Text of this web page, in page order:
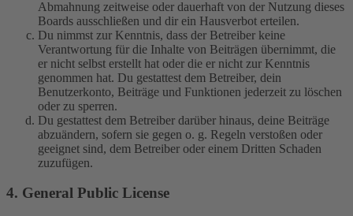
Abmahnung zeitweise oder dauerhaft von der Nutzung dieses
Boards ausschließen und dir ein Hausverbot erteilen.
Du nimmst zur Kenntnis, dass der Betreiber keine
Verantwortung für die Inhalte von Beiträgen übernimmt, die
er nicht selbst erstellt hat oder die er nicht zur Kenntnis
genommen hat. Du gestattest dem Betreiber, dein
Benutzerkonto, Beiträge und Funktionen jederzeit zu löschen
oder zu sperren.
Du gestattest dem Betreiber darüber hinaus, deine Beiträge
abzuändern, sofern sie gegen o. g. Regeln verstoßen oder
geeignet sind, dem Betreiber oder einem Dritten Schaden
zuzufügen.
4. General Public License